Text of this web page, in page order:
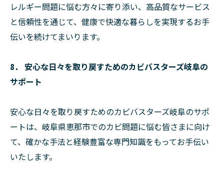
レルギー問題に悩む方々に寄り添い、高品質なサービス
と信頼性を通じて、健康で快適な暮らしを実現するお手
伝いを続けてまいります。
8． 安心な日々を取り戻すためのカビバスターズ岐阜の
サポート
安心な日々を取り戻すためのカビバスターズ岐阜のサポ
ートは、岐阜県恵那市でのカビ問題に悩む皆さまに向け
て、確かな手法と経験豊富な専門知識をもってお手伝い
いたします。